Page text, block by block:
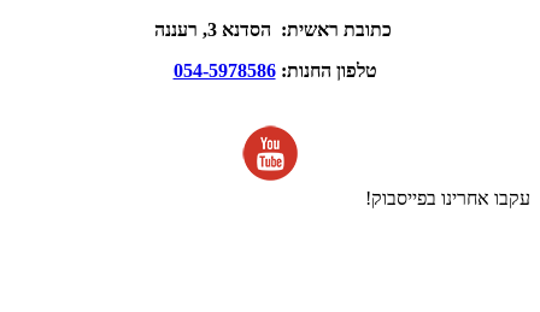
כתובת ראשית: הסדנא 3, רעננה
טלפון החנות:054-5978586
עקבו אחרינו בפייסבוק!